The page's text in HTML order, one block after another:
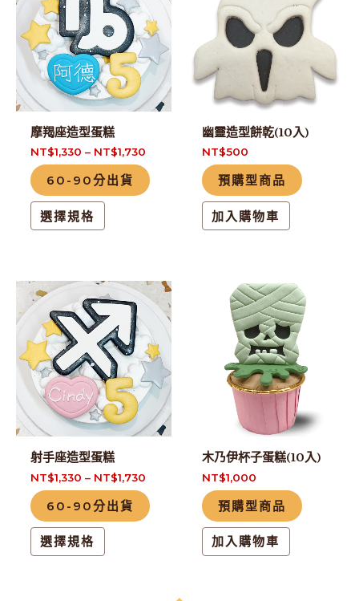
摩羯座造型蛋糕
NT$1,330 – NT$1,730
60-90分出貨
選擇規格
品
有
多
種
款
可
在
產
品
頁
擇
選
項
幽靈造型餅乾(10入)
NT$500
預購型商品
加入購物車
射手座造型蛋糕
NT$1,330 – NT$1,730
60-90分出貨
選擇規格
此
產
品
有
多
種
款
可
在
產
品
頁
木乃伊杯子蛋糕(10入)
NT$1,000
預購型商品
加入購物車